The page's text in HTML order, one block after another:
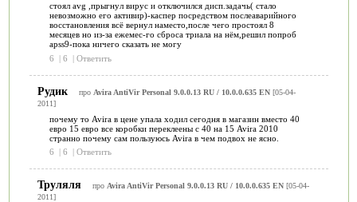
стоял avg ,прыгнул вирус и отключился дисп.задачь( стало
невозможно его активир)-каспер посредством послеаварийного
восстановления всё вернул наместо,после чего простоял 8
месяцев но из-за ежемес-го сброса триала на нём,решил попроб
apss9-пока ничего сказать не могу
6
| 6 | Ответить
Рудик про Avira AntiVir Personal 9.0.0.13 RU / 10.0.0.635 EN[05-04-
2011]
почему то Avira в цене упала ходил сегодня в магазин вместо 40
евро 15 евро все коробки переклеены с 40 на 15 Avira 2010
странно почему сам пользуюсь Avira в чем подвох не ясно.
6
| 6 | Ответить
Труляля про Avira AntiVir Personal 9.0.0.13 RU / 10.0.0.635 EN[05-04-
2011]